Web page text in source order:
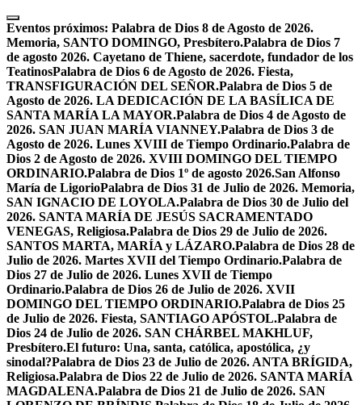
Skip
to
content
Eventos próximos: Palabra de Dios 8 de Agosto de 2026.
Memoria, SANTO DOMINGO, Presbítero.Palabra de Dios 7
de agosto 2026. Cayetano de Thiene, sacerdote, fundador de los
TeatinosPalabra de Dios 6 de Agosto de 2026. Fiesta,
TRANSFIGURACIÓN DEL SEÑOR.Palabra de Dios 5 de
Agosto de 2026. LA DEDICACIÓN DE LA BASÍLICA DE
SANTA MARÍA LA MAYOR.Palabra de Dios 4 de Agosto de
2026. SAN JUAN MARÍA VIANNEY.Palabra de Dios 3 de
Agosto de 2026. Lunes XVIII de Tiempo Ordinario.Palabra de
Dios 2 de Agosto de 2026. XVIII DOMINGO DEL TIEMPO
ORDINARIO.Palabra de Dios 1º de agosto 2026.San Alfonso
María de LigorioPalabra de Dios 31 de Julio de 2026. Memoria,
SAN IGNACIO DE LOYOLA.Palabra de Dios 30 de Julio del
2026. SANTA MARÍA DE JESÚS SACRAMENTADO
VENEGAS, Religiosa.Palabra de Dios 29 de Julio de 2026.
SANTOS MARTA, MARÍA y LÁZARO.Palabra de Dios 28 de
Julio de 2026. Martes XVII del Tiempo Ordinario.Palabra de
Dios 27 de Julio de 2026. Lunes XVII de Tiempo
Ordinario.Palabra de Dios 26 de Julio de 2026. XVII
DOMINGO DEL TIEMPO ORDINARIO.Palabra de Dios 25
de Julio de 2026. Fiesta, SANTIAGO APÓSTOL.Palabra de
Dios 24 de Julio de 2026. SAN CHÁRBEL MAKHLUF,
Presbítero.El futuro: Una, santa, católica, apostólica, ¿y
sinodal?Palabra de Dios 23 de Julio de 2026. ANTA BRÍGIDA,
Religiosa.Palabra de Dios 22 de Julio de 2026. SANTA MARÍA
MAGDALENA.Palabra de Dios 21 de Julio de 2026. SAN